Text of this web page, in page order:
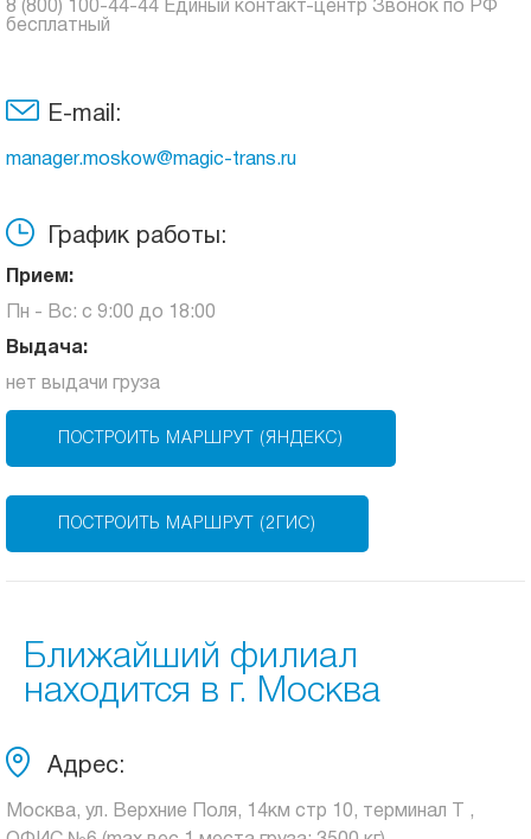
8 (800) 100-44-44 Единый контакт-центр Звонок по РФ
бесплатный
E-mail:
manager.moskow@magic-trans.ru
График работы:
Прием:
Пн - Вс: с 9:00 до 18:00
Выдача:
нет выдачи груза
ПОСТРОИТЬ МАРШРУТ (ЯНДЕКС)
ПОСТРОИТЬ МАРШРУТ (2ГИС)
Ближайший филиал
находится в г. Москва
Адрес:
Москва, ул. Верхние Поля, 14км стр 10, терминал Т ,